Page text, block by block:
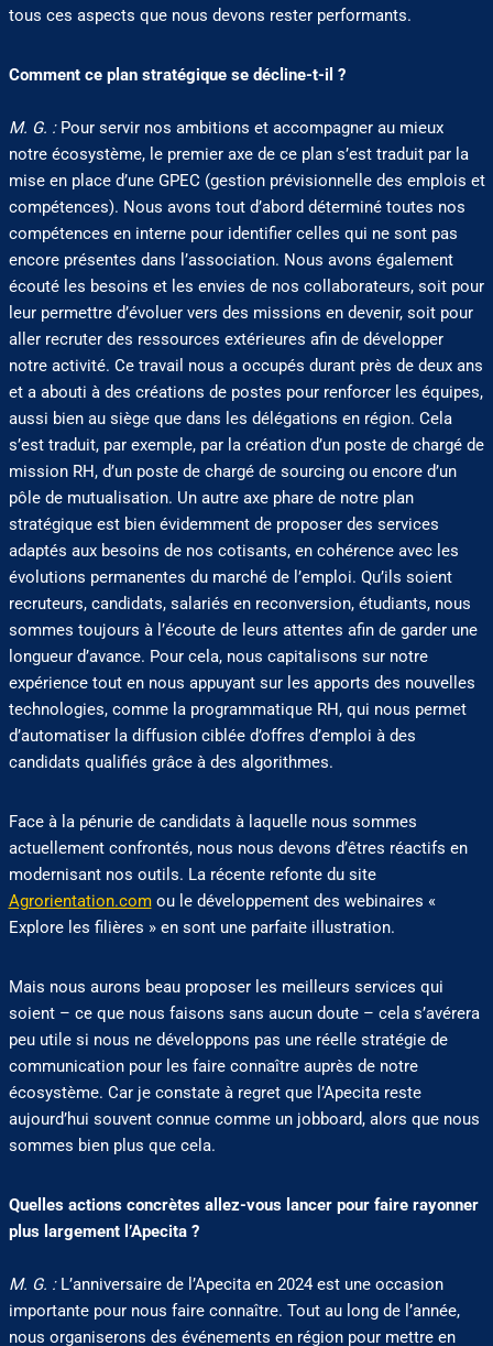
tous ces aspects que nous devons rester performants.
Comment ce plan stratégique se décline-t-il ?
M. G. :Pour servir nos ambitions et accompagner au mieux
notre écosystème, le premier axe de ce plan s’est traduit par la
mise en place d’une GPEC (gestion prévisionnelle des emplois et
compétences). Nous avons tout d’abord déterminé toutes nos
compétences en interne pour identifier celles qui ne sont pas
encore présentes dans l’association. Nous avons également
écouté les besoins et les envies de nos collaborateurs, soit pour
leur permettre d’évoluer vers des missions en devenir, soit pour
aller recruter des ressources extérieures afin de développer
notre activité. Ce travail nous a occupés durant près de deux ans
et a abouti à des créations de postes pour renforcer les équipes,
aussi bien au siège que dans les délégations en région. Cela
s’est traduit, par exemple, par la création d’un poste de chargé de
mission RH, d’un poste de chargé de sourcing ou encore d’un
pôle de mutualisation. Un autre axe phare de notre plan
stratégique est bien évidemment de proposer des services
adaptés aux besoins de nos cotisants, en cohérence avec les
évolutions permanentes du marché de l’emploi. Qu’ils soient
recruteurs, candidats, salariés en reconversion, étudiants, nous
sommes toujours à l’écoute de leurs attentes afin de garder une
longueur d’avance. Pour cela, nous capitalisons sur notre
expérience tout en nous appuyant sur les apports des nouvelles
technologies, comme la programmatique RH, qui nous permet
d’automatiser la diffusion ciblée d’offres d’emploi à des
candidats qualifiés grâce à des algorithmes.
Face à la pénurie de candidats à laquelle nous sommes
actuellement confrontés, nous nous devons d’êtres réactifs en
modernisant nos outils. La récente refonte du site
Agrorientation.comou le développement des webinaires «
Explore les filières » en sont une parfaite illustration.
Mais nous aurons beau proposer les meilleurs services qui
soient – ce que nous faisons sans aucun doute – cela s’avérera
peu utile si nous ne développons pas une réelle stratégie de
communication pour les faire connaître auprès de notre
écosystème. Car je constate à regret que l’Apecita reste
aujourd’hui souvent connue comme un jobboard, alors que nous
sommes bien plus que cela.
Quelles actions concrètes allez-vous lancer pour faire rayonner
plus largement l’Apecita ?
M. G. :L’anniversaire de l’Apecita en 2024 est une occasion
importante pour nous faire connaître. Tout au long de l’année,
nous organiserons des événements en région pour mettre en